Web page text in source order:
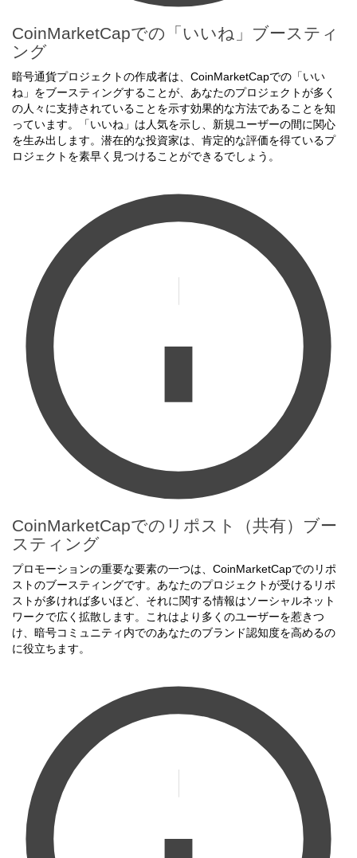
CoinMarketCapでの「いいね」ブースティ
ング
暗号通貨プロジェクトの作成者は、CoinMarketCapでの「いい
ね」をブースティングすることが、あなたのプロジェクトが多く
の人々に支持されていることを示す効果的な方法であることを知
っています。「いいね」は人気を示し、新規ユーザーの間に関心
を生み出します。潜在的な投資家は、肯定的な評価を得ているプ
ロジェクトを素早く見つけることができるでしょう。
CoinMarketCapでのリポスト（共有）ブー
スティング
プロモーションの重要な要素の一つは、CoinMarketCapでのリポ
ストのブースティングです。あなたのプロジェクトが受けるリポ
ストが多ければ多いほど、それに関する情報はソーシャルネット
ワークで広く拡散します。これはより多くのユーザーを惹きつ
け、暗号コミュニティ内でのあなたのブランド認知度を高めるの
に役立ちます。